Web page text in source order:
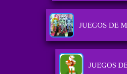
JUEGOS DE
JUEGOS